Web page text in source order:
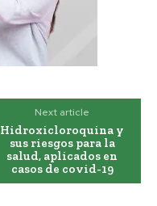
Next article
Hidroxicloroquina y
sus riesgos para la
salud, aplicados en
casos de covid-19